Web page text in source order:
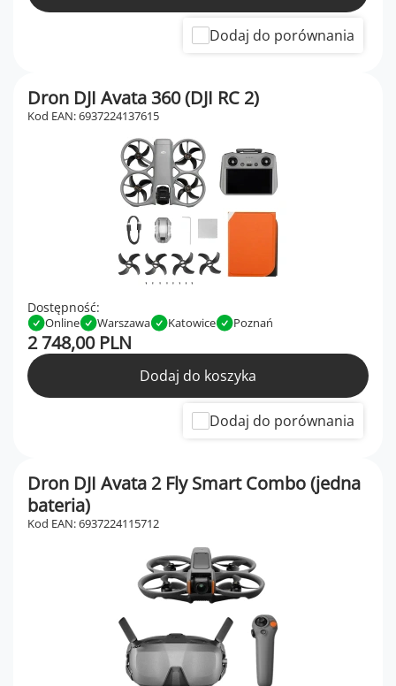
Dodaj do porównania
Dron DJI Avata 360 (DJI RC 2)
Kod EAN: 6937224137615
Dostępność:
Online Warszawa Katowice Poznań
2 748,00 PLN
Dodaj do koszyka
Dodaj do porównania
Dron DJI Avata 2 Fly Smart Combo (jedna
bateria)
Kod EAN: 6937224115712